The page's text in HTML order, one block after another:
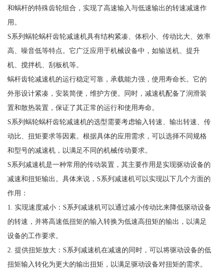
和蜗杆的特殊齿轮组合，实现了高速输入与低速输出的转速减速作
用。
S系列蜗轮蜗杆齿轮减速机具有结构紧凑、体积小、传动比大、效率
高、噪音低等特点。它广泛应用于机械设备中，如输送机、提升
机、搅拌机、刮板机等。
蜗杆齿轮减速机的运行稳定可靠，承载能力强，使用寿命长。它的
外形设计紧凑，安装简便，维护方便。同时，减速机配备了润滑装
置和散热装置，保证了其正常的运行和使用寿命。
S系列蜗轮蜗杆齿轮减速机的选型需要考虑输入转速、输出转速、传
动比、扭矩要求等因素。根据具体的应用需求，可以选择不同规格
和型号的减速机，以满足不同的机械传动要求。
S系列减速机是一种常用的传动装置，其主要作用是实现驱动设备的
减速和扭矩输出。具体来说，S系列减速机可以实现以下几个方面的
作用：
1. 实现速度减小：S系列减速机可以通过减小传动比来降低驱动设备
的转速，并将高速低扭矩的输入转换为低速高扭矩的输出，以满足
设备的工作要求。
2. 提供扭矩放大：S系列减速机在减速的同时，可以将驱动设备的低
扭矩输入转化为更大的输出扭矩，以满足驱动设备对扭矩的需求。